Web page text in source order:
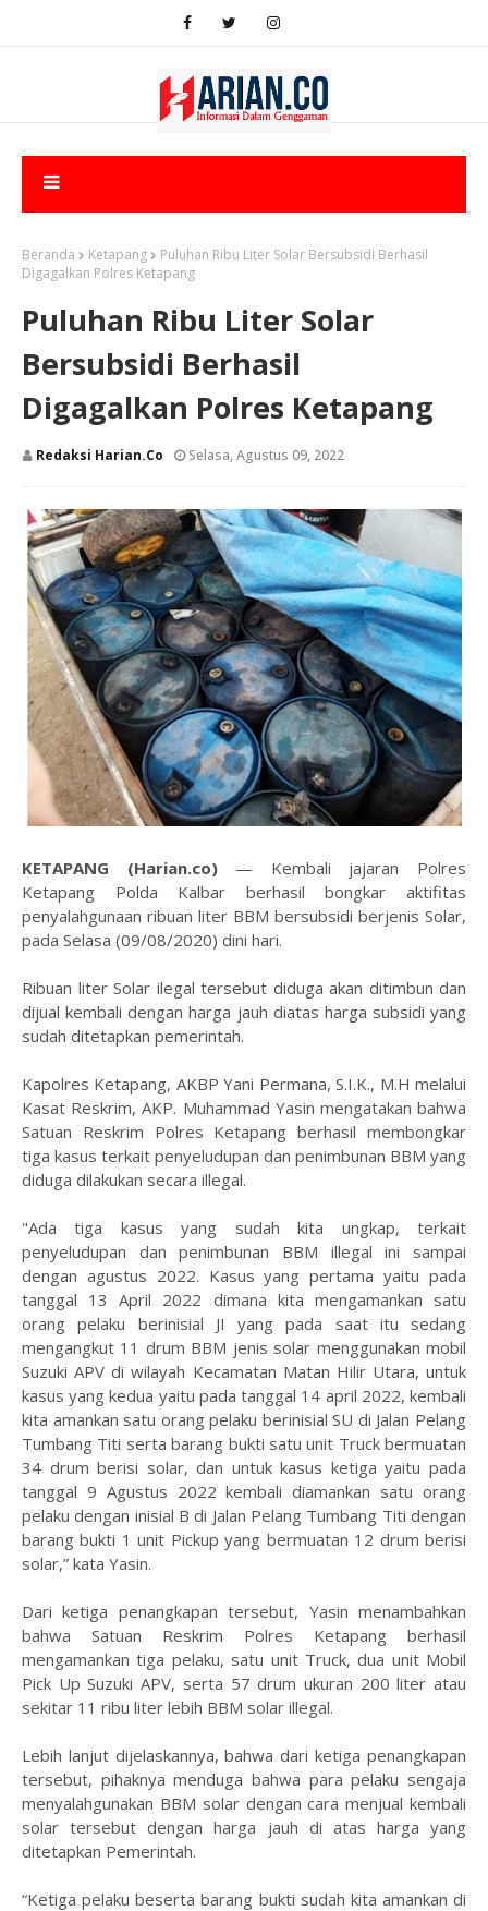
Beranda Ketapang
Puluhan Ribu Liter Solar Bersubsidi Berhasil
Digagalkan Polres Ketapang
Puluhan Ribu Liter Solar
Bersubsidi Berhasil
Digagalkan Polres Ketapang
Redaksi Harian.co Selasa, Agustus 09, 2022
KETAPANG (Harian.co) — Kembali jajaran Polres
Ketapang Polda Kalbar berhasil bongkar aktifitas
penyalahgunaan ribuan liter BBM bersubsidi berjenis Solar,
pada Selasa (09/08/2020) dini hari.
Ribuan liter Solar ilegal tersebut diduga akan ditimbun dan
dijual kembali dengan harga jauh diatas harga subsidi yang
sudah ditetapkan pemerintah.
Kapolres Ketapang, AKBP Yani Permana, S.I.K., M.H melalui
Kasat Reskrim, AKP. Muhammad Yasin mengatakan bahwa
Satuan Reskrim Polres Ketapang berhasil membongkar
tiga kasus terkait penyeludupan dan penimbunan BBM yang
diduga dilakukan secara illegal.
"Ada tiga kasus yang sudah kita ungkap, terkait
penyeludupan dan penimbunan BBM illegal ini sampai
dengan agustus 2022. Kasus yang pertama yaitu pada
tanggal 13 April 2022 dimana kita mengamankan satu
orang pelaku berinisial JI yang pada saat itu sedang
mengangkut 11 drum BBM jenis solar menggunakan mobil
Suzuki APV di wilayah Kecamatan Matan Hilir Utara, untuk
kasus yang kedua yaitu pada tanggal 14 april 2022, kembali
kita amankan satu orang pelaku berinisial SU di Jalan Pelang
Tumbang Titi serta barang bukti satu unit Truck bermuatan
34 drum berisi solar, dan untuk kasus ketiga yaitu pada
tanggal 9 Agustus 2022 kembali diamankan satu orang
pelaku dengan inisial B di Jalan Pelang Tumbang Titi dengan
barang bukti 1 unit Pickup yang bermuatan 12 drum berisi
solar,” kata Yasin.
Dari ketiga penangkapan tersebut, Yasin menambahkan
bahwa Satuan Reskrim Polres Ketapang berhasil
mengamankan tiga pelaku, satu unit Truck, dua unit Mobil
Pick Up Suzuki APV, serta 57 drum ukuran 200 liter atau
sekitar 11 ribu liter lebih BBM solar illegal.
Lebih lanjut dijelaskannya, bahwa dari ketiga penangkapan
tersebut, pihaknya menduga bahwa para pelaku sengaja
menyalahgunakan BBM solar dengan cara menjual kembali
solar tersebut dengan harga jauh di atas harga yang
ditetapkan Pemerintah.
“Ketiga pelaku beserta barang bukti sudah kita amankan di